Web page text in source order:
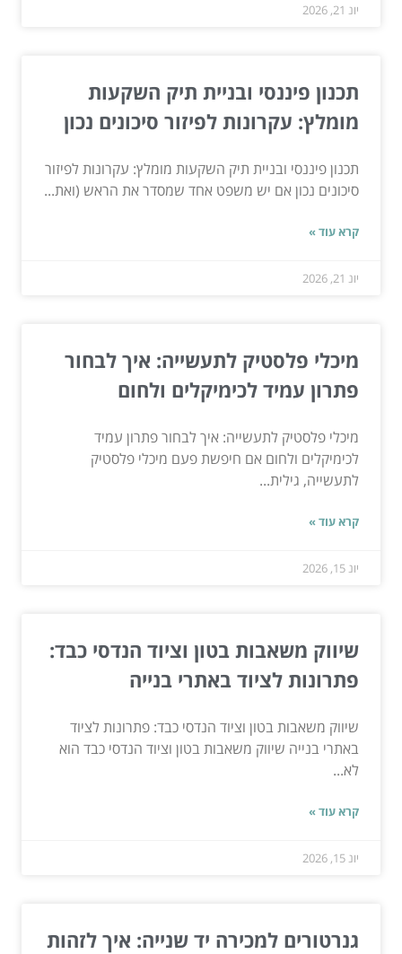
יונ 21, 2026
תכנון פיננסי ובניית תיק השקעות
מומלץ: עקרונות לפיזור סיכונים נכון
תכנון פיננסי ובניית תיק השקעות מומלץ: עקרונות לפיזור
סיכונים נכון אם יש משפט אחד שמסדר את הראש (ואת...
קרא עוד »
יונ 21, 2026
מיכלי פלסטיק לתעשייה: איך לבחור
פתרון עמיד לכימיקלים ולחום
מיכלי פלסטיק לתעשייה: איך לבחור פתרון עמיד
לכימיקלים ולחום אם חיפשת פעם מיכלי פלסטיק
לתעשייה, גילית...
קרא עוד »
יונ 15, 2026
שיווק משאבות בטון וציוד הנדסי כבד:
פתרונות לציוד באתרי בנייה
שיווק משאבות בטון וציוד הנדסי כבד: פתרונות לציוד
באתרי בנייה שיווק משאבות בטון וציוד הנדסי כבד הוא
לא...
קרא עוד »
יונ 15, 2026
גנרטורים למכירה יד שנייה: איך לזהות